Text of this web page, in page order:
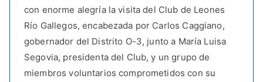
con enorme alegría la visita del Club de Leones
Río Gallegos, encabezada por Carlos Caggiano,
gobernador del Distrito O-3, junto a María Luisa
Segovia, presidenta del Club, y un grupo de
miembros voluntarios comprometidos con su